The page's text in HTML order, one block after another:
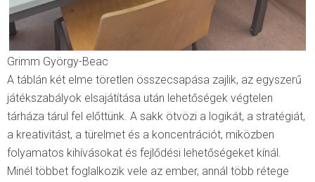
Grimm György-Beac
A táblán két elme töretlen összecsapása zajlik, az egyszerű
játékszabályok elsajátítása után lehetőségek végtelen
tárháza tárul fel előttünk. A sakk ötvözi a logikát, a stratégiát,
a kreativitást, a türelmet és a koncentrációt, miközben
folyamatos kihívásokat és fejlődési lehetőségeket kínál.
Minél többet foglalkozik vele az ember, annál több rétege